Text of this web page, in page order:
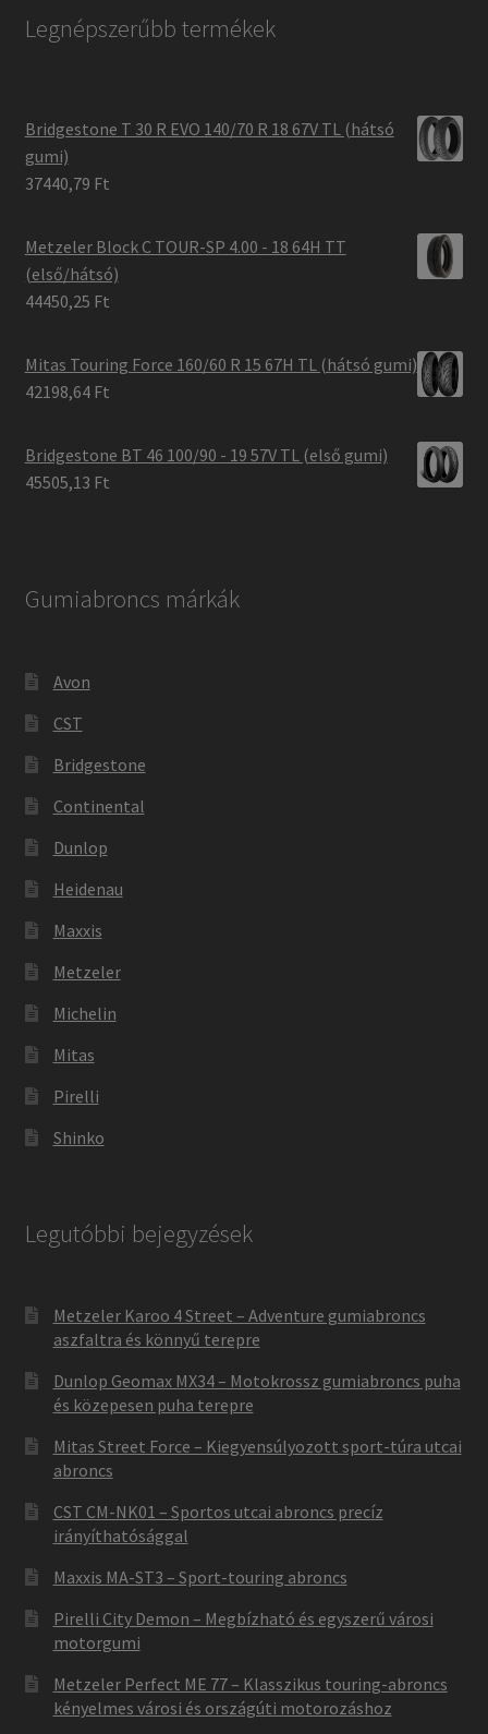
Legnépszerűbb termékek
Bridgestone T 30 R EVO 140/70 R 18 67V TL (hátsó
gumi)
37440,79 Ft
Metzeler Block C TOUR-SP 4.00 - 18 64H TT
(első/hátsó)
44450,25 Ft
Mitas Touring Force 160/60 R 15 67H TL (hátsó gumi)
42198,64 Ft
Bridgestone BT 46 100/90 - 19 57V TL (első gumi)
45505,13 Ft
Gumiabroncs márkák
Avon
CST
Bridgestone
Continental
Dunlop
Heidenau
Maxxis
Metzeler
Michelin
Mitas
Pirelli
Shinko
Legutóbbi bejegyzések
Metzeler Karoo 4 Street – Adventure gumiabroncs
aszfaltra és könnyű terepre
Dunlop Geomax MX34 – Motokrossz gumiabroncs puha
és közepesen puha terepre
Mitas Street Force – Kiegyensúlyozott sport-túra utcai
abroncs
CST CM-NK01 – Sportos utcai abroncs precíz
irányíthatósággal
Maxxis MA-ST3 – Sport-touring abroncs
Pirelli City Demon – Megbízható és egyszerű városi
motorgumi
Metzeler Perfect ME 77 – Klasszikus touring-abroncs
kényelmes városi és országúti motorozáshoz